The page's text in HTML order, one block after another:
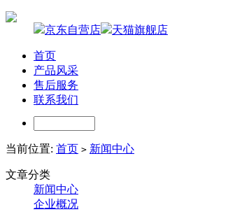
京东自营店 天猫旗舰店
首页
产品风采
售后服务
联系我们
当前位置: 首页 > 新闻中心
文章分类
新闻中心
企业概况